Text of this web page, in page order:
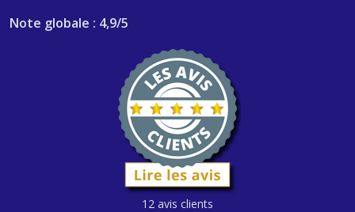
Note globale : 4,9/5
12 avis clients